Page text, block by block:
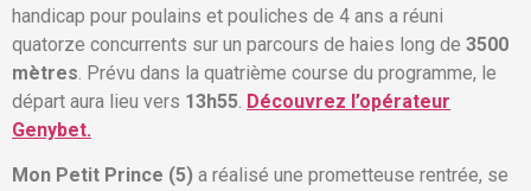
handicap pour poulains et pouliches de 4 ans a réuni
quatorze concurrents sur un parcours de haies long de 3500
mètres . Prévu dans la quatrième course du programme, le
départ aura lieu vers 13h55 Découvrez l’opérateur
Genybet.
Mon Petit Prince (5) a réalisé une prometteuse rentrée, se